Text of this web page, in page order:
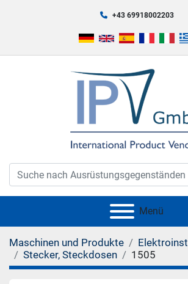
+43 69918002203
Menü
Maschinen und Produkte
Stecker, Steckdosen
1505